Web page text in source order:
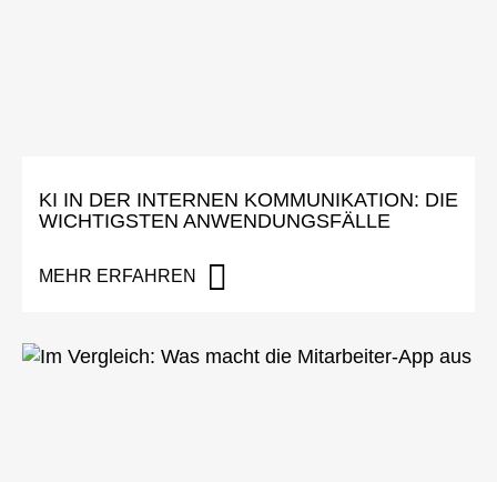
KI IN DER INTERNEN KOMMUNIKATION: DIE
WICHTIGSTEN ANWENDUNGSFÄLLE
MEHR ERFAHREN